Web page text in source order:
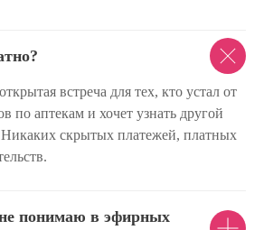
встреча для тех, кто устал от
по аптекам и хочет узнать другой
скрытых платежей, платных
понимаю в эфирных